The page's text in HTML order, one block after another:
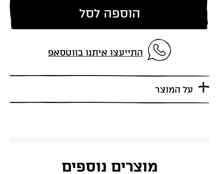
הוספה לסל
התייעצו איתנו בווטסאפ
על המוצר
מוצרים נוספים